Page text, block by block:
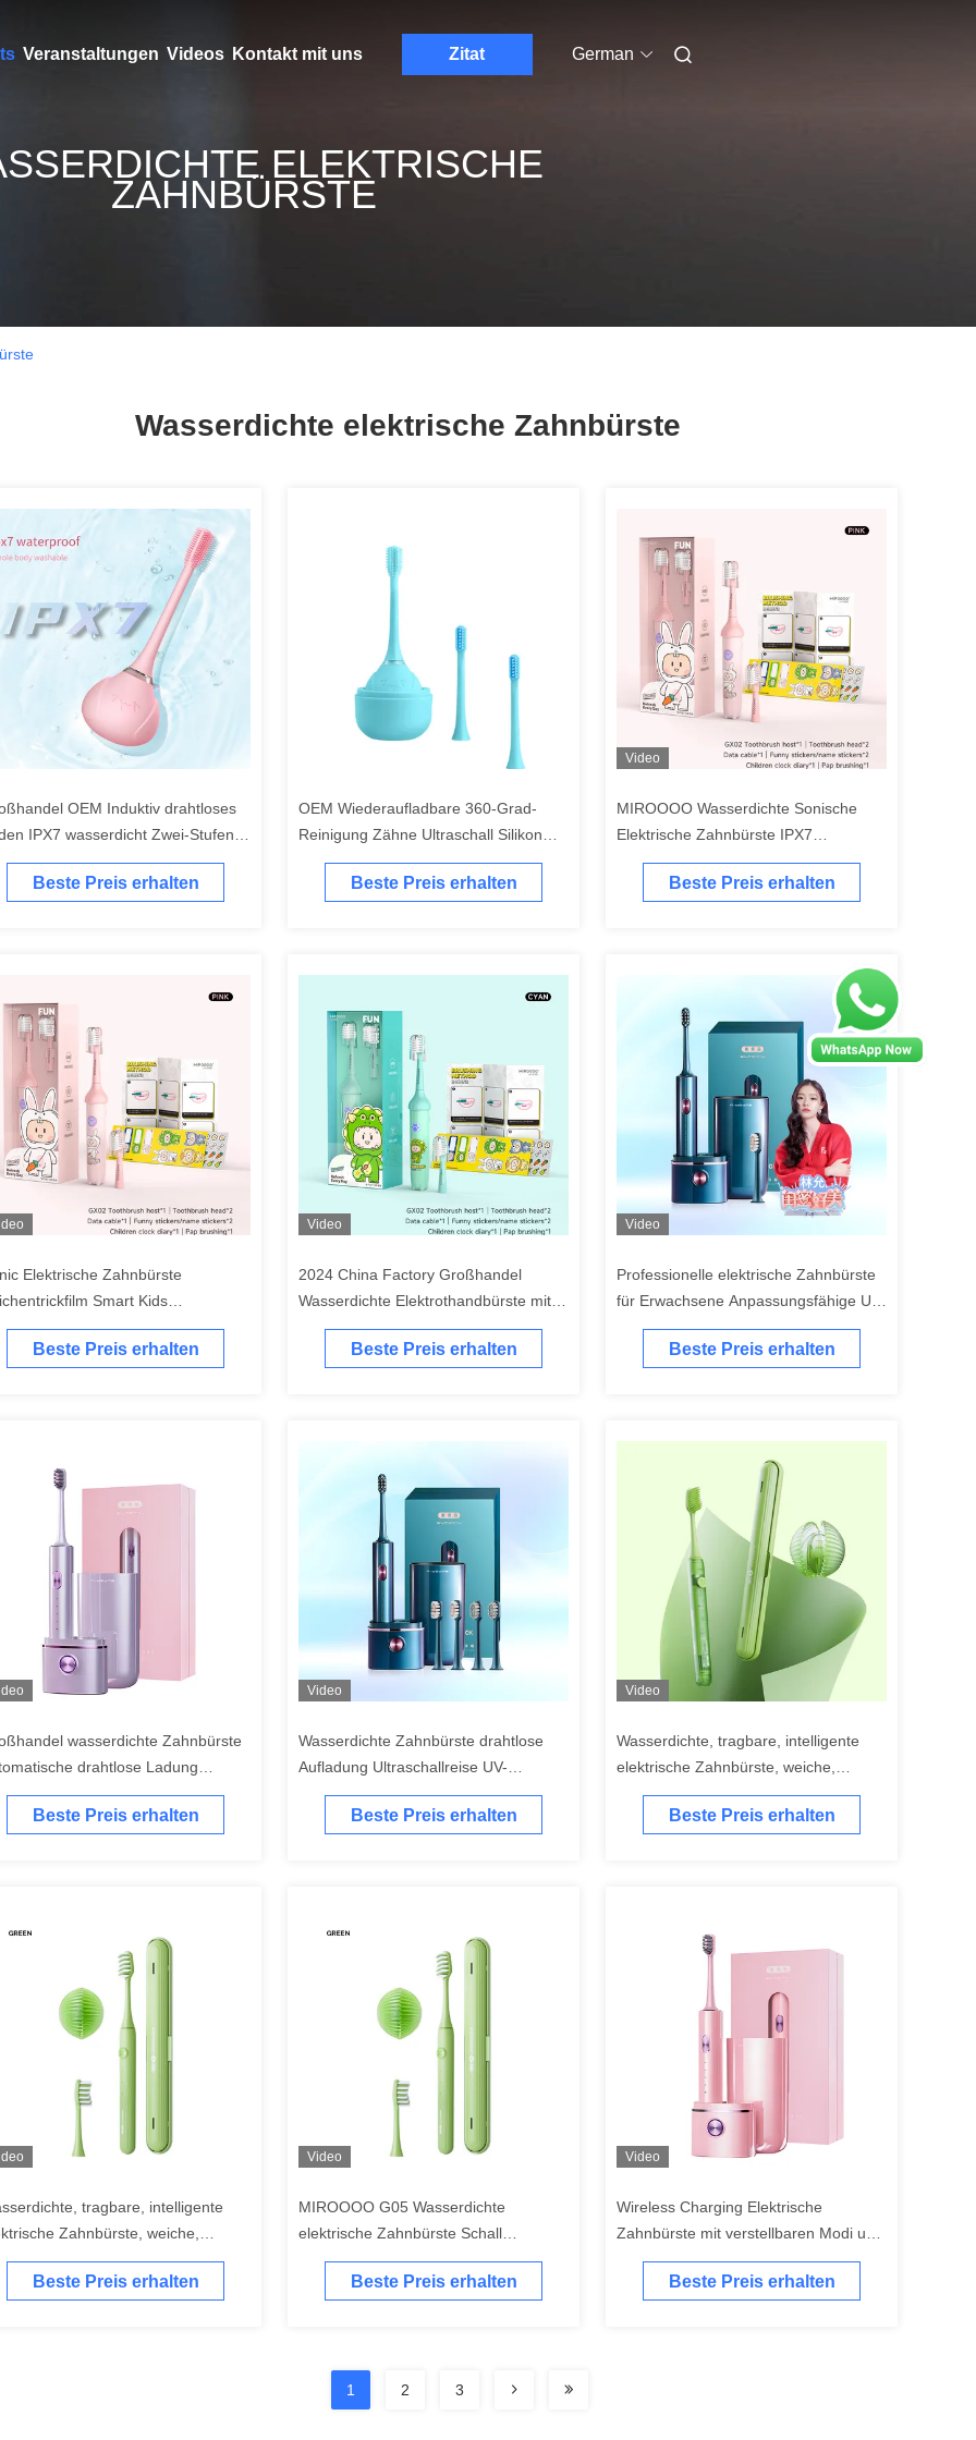
Veranstaltungen Videos Kontakt mit uns Zitat German
ELEKTRISCHE
ZAHNBÜRSTE
Wasserdichte elektrische Zahnbürste
OEM Induktiv drahtloses
IPX7 wasserdicht Zwei-Stufen-
Kopf Elektrische Zahnbürste
Beste Preis erhalten
OEM Wiederaufladbare 360-Grad-
Reinigung Zähne Ultraschall Silikon
wasserdichte elektrische Zahnbürste
Beste Preis erhalten
Video
MIROOOO Wasserdichte Sonische
Elektrische Zahnbürste IPX7
Wasserdichte mit Smart Timer
Beste Preis erhalten
Elektrische Zahnbürste
Smart Kids
für 3-15-Jährige
Beste Preis erhalten
Video
2024 China Factory Großhandel
Wasserdichte Elektrothandbürste mit
Smart Timer
Beste Preis erhalten
Video
Professionelle elektrische Zahnbürste
für Erwachsene Anpassungsfähige UV-
Desinfektionsgeräte und Reisetasche
Beste Preis erhalten
wasserdichte Zahnbürste
drahtlose Ladung
Reise UV-Hülle
Beste Preis erhalten
Video
Wasserdichte Zahnbürste drahtlose
Aufladung Ultraschallreise UV-
Gehäuse Elektrische Zahnbürste
Beste Preis erhalten
Video
Wasserdichte, tragbare, intelligente
elektrische Zahnbürste, weiche,
weiche elektrische Zahnbürste
Beste Preis erhalten
tragbare, intelligente
Zahnbürste, weiche,
elektrische Zahnbürste
Beste Preis erhalten
Video
MIROOOO G05 Wasserdichte
elektrische Zahnbürste Schall
Ultraschall wiederaufladbar mit Timer
Beste Preis erhalten
Video
Wireless Charging Elektrische
Zahnbürste mit verstellbaren Modi und
tiefer UV-Sterilisation
Beste Preis erhalten
1 2 3